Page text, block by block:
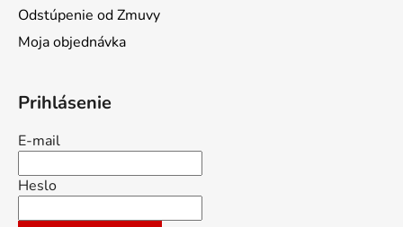
Odstúpenie od Zmuvy
Moja objednávka
Prihlásenie
E-mail
Heslo